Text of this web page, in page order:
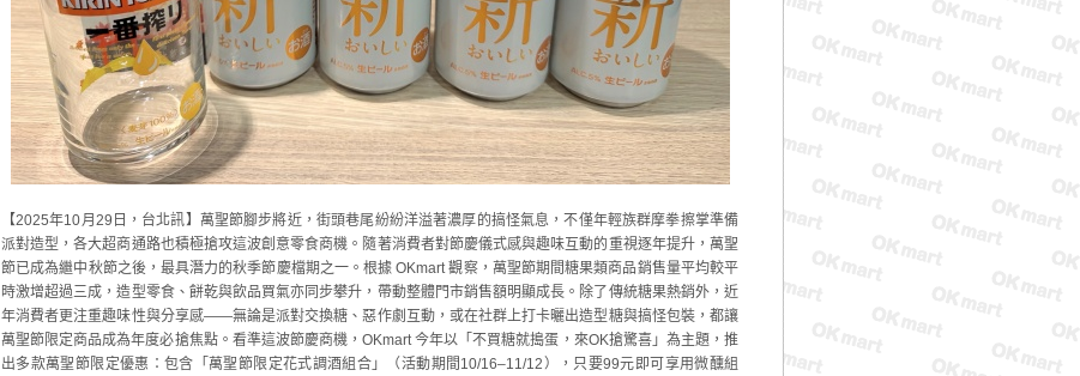
【2025年10月29日，台北訊】萬聖節腳步將近，街頭巷尾紛紛洋溢著濃厚的搞怪氣息，不僅年輕族群摩拳擦掌準備
派對造型，各大超商通路也積極搶攻這波創意零食商機。隨著消費者對節慶儀式感與趣味互動的重視逐年提升，萬聖
節已成為繼中秋節之後，最具潛力的秋季節慶檔期之一。根據 OKmart 觀察，萬聖節期間糖果類商品銷售量平均較平
時激增超過三成，造型零食、餅乾與飲品買氣亦同步攀升，帶動整體門市銷售額明顯成長。除了傳統糖果熱銷外，近
年消費者更注重趣味性與分享感——無論是派對交換糖、惡作劇互動，或在社群上打卡曬出造型糖與搞怪包裝，都讓
萬聖節限定商品成為年度必搶焦點。看準這波節慶商機，OKmart 今年以「不買糖就搗蛋，來OK搶驚喜」為主題，推
出多款萬聖節限定優惠：包含「萬聖節限定花式調酒組合」（活動期間10/16–11/12），只要99元即可享用微醺組